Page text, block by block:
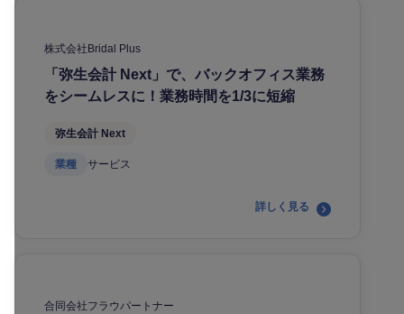
株式会社Bridal Plus
「弥生会計 Next」で、バックオフィス業務
をシームレスに！業務時間を1/3に短縮
弥生会計 Next
業種 サービス
詳しく見る
合同会社フラウパートナー